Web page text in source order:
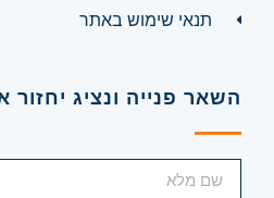
תנאי שימוש באתר
השאר פנייה ונציג יחזור